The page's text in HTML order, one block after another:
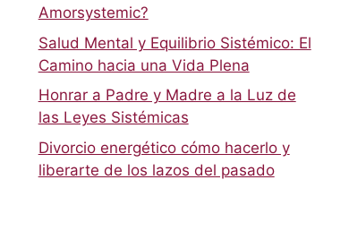
Amorsystemic?
Salud Mental y Equilibrio Sistémico: El
Camino hacia una Vida Plena
Honrar a Padre y Madre a la Luz de
las Leyes Sistémicas
Divorcio energético cómo hacerlo y
liberarte de los lazos del pasado